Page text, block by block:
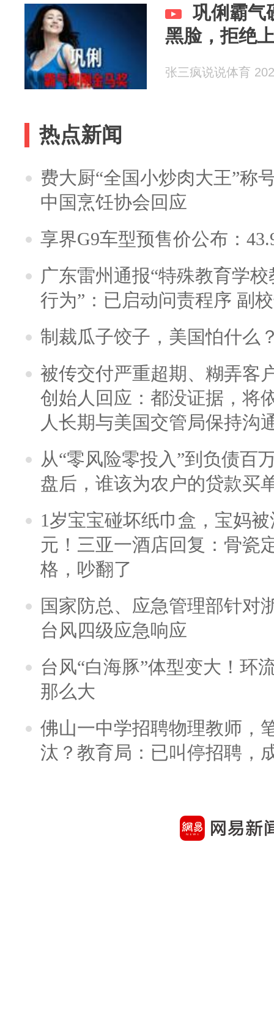
巩俐霸气
黑脸，拒绝
张三疯说说体育
热点新闻
费大厨“全国小炒肉大王”称
中国烹饪协会回应
享界G9车型预售价公布：
广东雷州通报“特殊教育学
行为”：已启动问责程序 副
制裁瓜子饺子，美国怕什么
被传交付严重超期、糊弄客
创始人回应：都没证据，将
人长期与美国交管局保持沟
从“零风险零投入”到负债百
盘后，谁该为农户的贷款买
1岁宝宝碰坏纸巾盒，宝妈
元！三亚一酒店回复：骨瓷
格，吵翻了
国家防总、应急管理部针对
台风四级应急响应
台风“白海豚”体型变大！环
那么大
佛山一中学招聘物理教师，
汰？教育局：已叫停招聘，